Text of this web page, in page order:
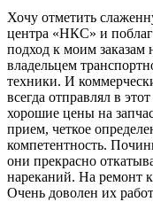
Хочу отметить
центра «НКС» и
подход к моим
владельцем
техники. И
всегда отправлял в
хорошие цены на
прием, четкое
компетентность.
они прекрасно
нареканий. На ремонт
Очень доволен их